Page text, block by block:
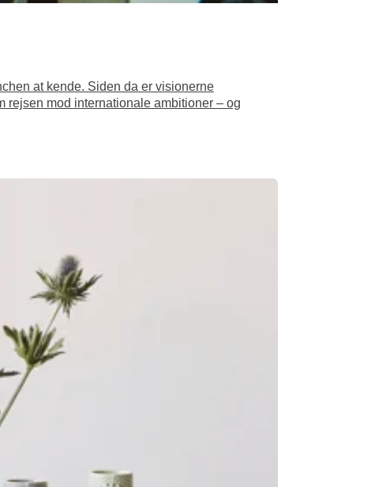
at kende. Siden da er visionerne
rejsen mod internationale ambitioner – og